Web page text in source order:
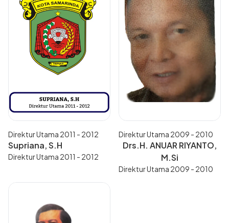
Direktur Utama 2011 - 2012
Supriana, S.H
Direktur Utama 2011 - 2012
Direktur Utama 2009 - 2010
Drs.H. ANUAR RIYANTO,
M.Si
Direktur Utama 2009 - 2010